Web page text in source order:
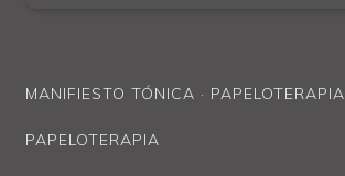
MANIFIESTO TÓNICA · PAPELOTERAPIA
PAPELOTERAPIA